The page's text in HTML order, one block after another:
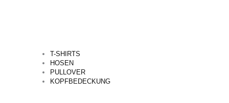
T-SHIRTS
HOSEN
PULLOVER
KOPFBEDECKUNG